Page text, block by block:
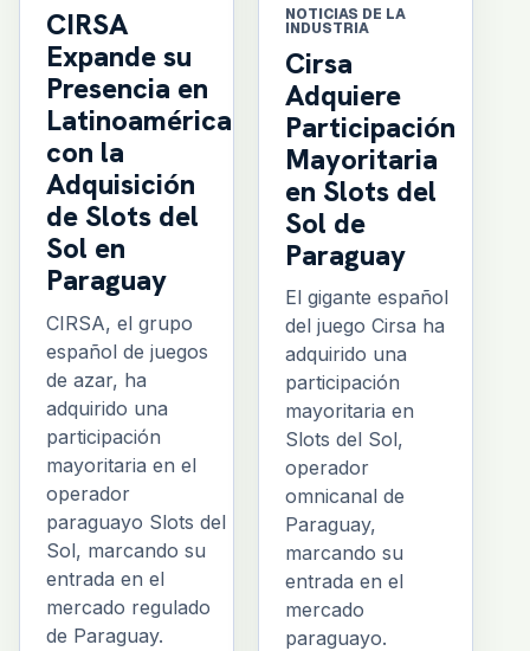
CIRSA
Expande su
Presencia en
Latinoamérica
con la
Adquisición
de Slots del
Sol en
Paraguay
CIRSA, el grupo
español de juegos
de azar, ha
adquirido una
participación
mayoritaria en el
operador
paraguayo Slots del
Sol, marcando su
entrada en el
mercado regulado
de Paraguay.
NOTICIAS DE LA
INDUSTRIA
Cirsa
Adquiere
Participación
Mayoritaria
en Slots del
Sol de
Paraguay
El gigante español
del juego Cirsa ha
adquirido una
participación
mayoritaria en
Slots del Sol,
operador
omnicanal de
Paraguay,
marcando su
entrada en el
mercado
paraguayo.